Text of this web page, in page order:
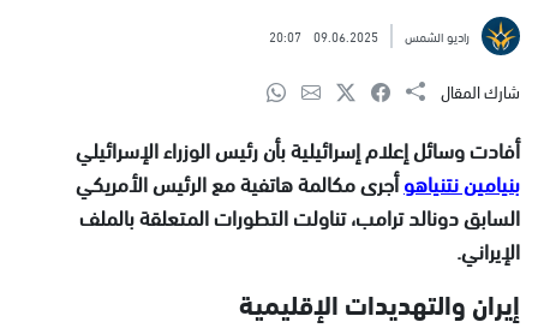
راديو الشمس 09.06.2025
20:07
شارك المقال
أفادت وسائل إعلام إسرائيلية بأن رئيس الوزراء الإسرائيلي
بنيامين نتنياهوأجرى مكالمة هاتفية مع الرئيس الأمريكي
السابق دونالد ترامب، تناولت التطورات المتعلقة بالملف
الإيراني.
إيران والتهديدات الإقليمية